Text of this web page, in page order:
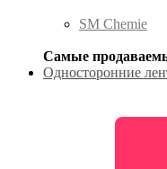
SM Chemie
Самые
Односторонние